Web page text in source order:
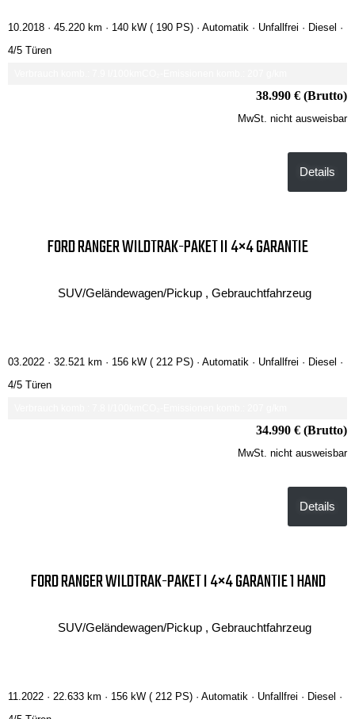
10.2018 · 45.220 km · 140 kW ( 190 PS) · Automatik · Unfallfrei · Diesel ·
4/5 Türen
38.990 € (Brutto)
MwSt. nicht ausweisbar
Details
FORD RANGER WILDTRAK-PAKET II 4×4 GARANTIE
SUV/Geländewagen/Pickup , Gebrauchtfahrzeug
03.2022 · 32.521 km · 156 kW ( 212 PS) · Automatik · Unfallfrei · Diesel ·
4/5 Türen
34.990 € (Brutto)
MwSt. nicht ausweisbar
Details
FORD RANGER WILDTRAK-PAKET I 4×4 GARANTIE 1 HAND
SUV/Geländewagen/Pickup , Gebrauchtfahrzeug
11.2022 · 22.633 km · 156 kW ( 212 PS) · Automatik · Unfallfrei · Diesel ·